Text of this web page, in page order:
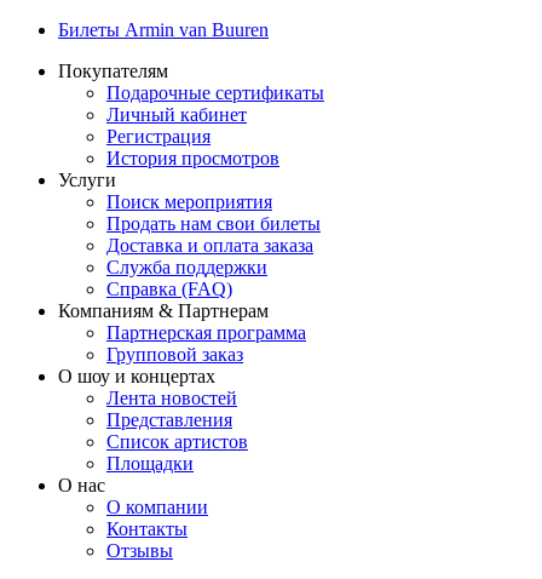
Билеты Armin van Buuren
Покупателям
Подарочные сертификаты
Личный кабинет
Регистрация
История просмотров
Услуги
Поиск мероприятия
Продать нам свои билеты
Доставка и оплата заказа
Служба поддержки
Справка (FAQ)
Компаниям & Партнерам
Партнерская программа
Групповой заказ
О шоу и концертах
Лента новостей
Представления
Список артистов
Площадки
О нас
О компании
Контакты
Отзывы